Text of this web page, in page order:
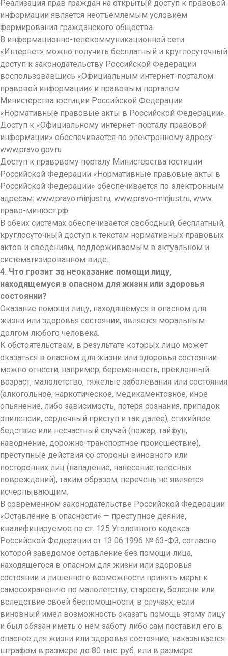
Реализация прав граждан на открытый доступ к правовой
информации является неотъемлемым условием
формирования гражданского общества.
В информационно-телекоммуникационной сети
«Интернет» можно получить бесплатный и круглосуточный
доступ к законодательству Российской Федерации
воспользовавшись «Официальным интернет-порталом
правовой информации» и правовым порталом
Министерства юстиции Российской Федерации
«Нормативные правовые акты в Российской Федерации».
Доступ к «Официальному интернет-порталу правовой
информации» обеспечивается по электронному адресу:
www.pravo.gov.ru
Доступ к правовому порталу Министерства юстиции
Российской Федерации «Нормативные правовые акты в
Российской Федерации» обеспечивается по электронным
адресам: www.pravo.minjust.ru, www.pravo-minjust.ru, www.
право-минюст.рф.
В обеих системах обеспечивается свободный, бесплатный,
круглосуточный доступ к текстам нормативных правовых
актов и сведениям, поддерживаемым в актуальном и
систематизированном виде.
4. Что грозит за неоказание помощи лицу,
находящемуся в опасном для жизни или здоровья
состоянии?
Оказание помощи лицу, находящемуся в опасном для
жизни или здоровья состоянии, является моральным
долгом любого человека.
К обстоятельствам, в результате которых лицо может
оказаться в опасном для жизни или здоровья состоянии
можно отнести, например, беременность, преклонный
возраст, малолетство, тяжелые заболевания или состояния
(алкогольное, наркотическое, медикаментозное, иное
опьянение, либо зависимость, потеря сознания, припадок
эпилепсии, сердечный приступ и так далее), стихийное
бедствие или несчастный случай (пожар, тайфун,
наводнение, дорожно-транспортное происшествие),
преступные действия со стороны виновного или
посторонних лиц (нападение, нанесение телесных
повреждений), таким образом, перечень не является
исчерпывающим.
В современном законодательстве Российской Федерации
«Оставление в опасности» — преступное деяние,
квалифицируемое по ст. 125 Уголовного кодекса
Российской Федерации от 13.06.1996 № 63-ФЗ, согласно
которой заведомое оставление без помощи лица,
находящегося в опасном для жизни или здоровья
состоянии и лишенного возможности принять меры к
самосохранению по малолетству, старости, болезни или
вследствие своей беспомощности, в случаях, если
виновный имел возможность оказать помощь этому лицу
и был обязан иметь о нем заботу либо сам поставил его в
опасное для жизни или здоровья состояние, наказывается
штрафом в размере до 80 тыс. руб. или в размере